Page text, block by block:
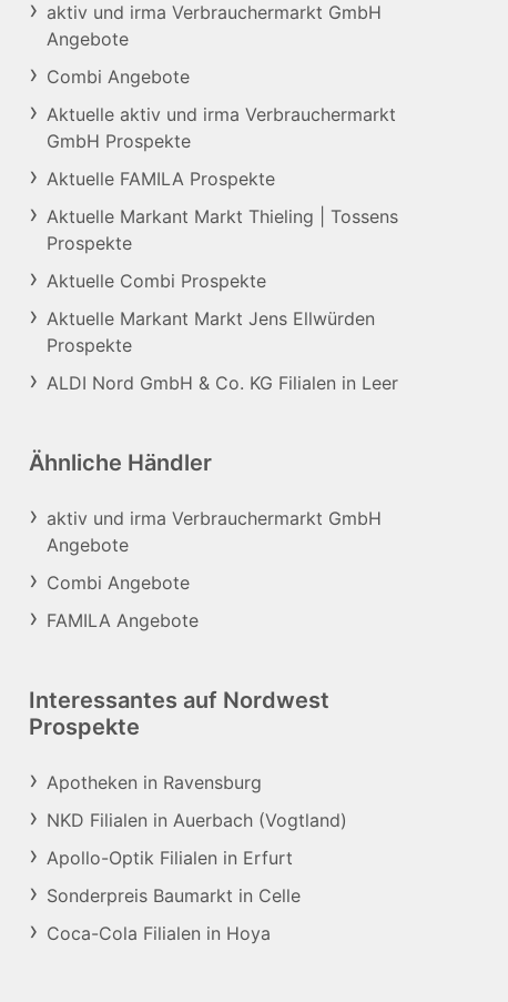
aktiv und irma Verbrauchermarkt GmbH
Angebote
Combi Angebote
Aktuelle aktiv und irma Verbrauchermarkt
GmbH Prospekte
Aktuelle FAMILA Prospekte
Aktuelle Markant Markt Thieling | Tossens
Prospekte
Aktuelle Combi Prospekte
Aktuelle Markant Markt Jens Ellwürden
Prospekte
ALDI Nord GmbH & Co. KG Filialen in Leer
Ähnliche Händler
aktiv und irma Verbrauchermarkt GmbH
Angebote
Combi Angebote
FAMILA Angebote
Interessantes auf Nordwest
Prospekte
Apotheken in Ravensburg
NKD Filialen in Auerbach (Vogtland)
Apollo-Optik Filialen in Erfurt
Sonderpreis Baumarkt in Celle
Coca-Cola Filialen in Hoya